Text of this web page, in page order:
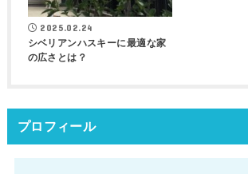
2025.02.24
シベリアンハスキーに最適な家
の広さとは？
プロフィール